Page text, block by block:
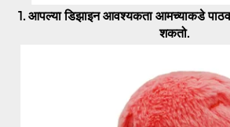
1. आपल्या डिझाइन आवश्यकता आमच्याकडे
शकतो.